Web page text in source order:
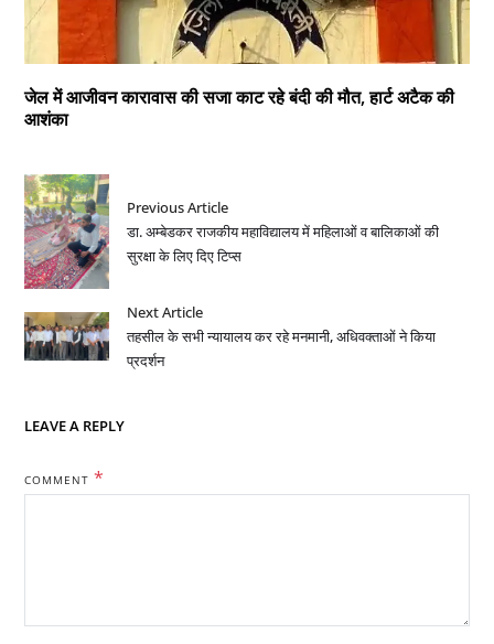
जेल में आजीवन कारावास की सजा काट रहे बंदी की मौत, हार्ट अटैक की
आशंका
Previous Article
डा. अम्बेडकर राजकीय महाविद्यालय में महिलाओं व बालिकाओं की
सुरक्षा के लिए दिए टिप्स
Next Article
तहसील के सभी न्यायालय कर रहे मनमानी, अधिवक्ताओं ने किया
प्रदर्शन
LEAVE A REPLY
COMMENT *